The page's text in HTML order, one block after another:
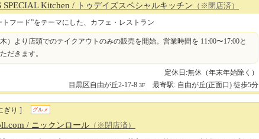
SPECIAL Kitchen / トゥデイズスペシャルキッチン （※閉店済）
トフード”をテーマにした、カフェ・レストラン
）より店頭でのテイクアウトのみの販売を開始。営業時間を 11:00〜17:00と
だきます。
定休日:無休（年末年始除く）
目黒区自由が丘2-17-8 3F 最寄駅: 自由が丘(正面口) 徒歩5分
ぎり ] グルメ
/ ニックンロール （※閉店済）